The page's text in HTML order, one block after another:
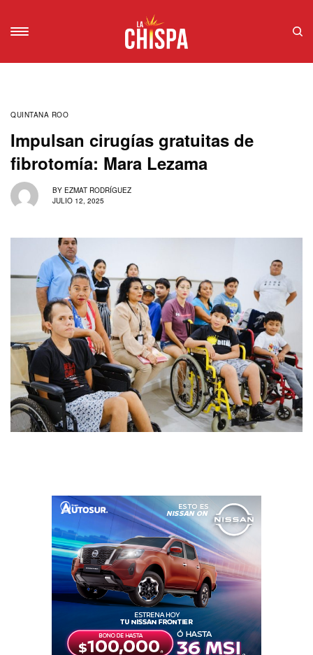
QUINTANA ROO
Impulsan cirugías gratuitas de
fibrotomía: Mara Lezama
BY EZMAT RODRÍGUEZ
JULIO 12, 2025